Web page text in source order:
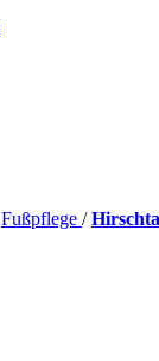
Fußpflege /